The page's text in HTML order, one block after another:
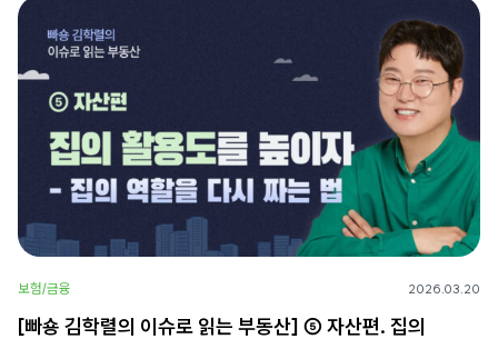
보험/금융 2026.03.20
[빠숑 김학렬의 이슈로 읽는 부동산] ⑤ 자산편. 집의